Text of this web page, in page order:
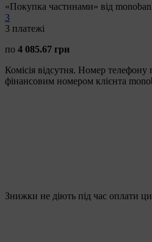
«Покупка частинами» від
3
3 платежі
по 4 085.67 грн
Комісія відсутня. Номер телефону
фінансовим номером клієнта
Знижки не діють під час оплати